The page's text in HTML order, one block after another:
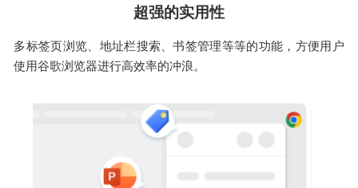
超强的实用性
多标签页浏览、地址栏搜索、书签管理等等的功能，方便用户
使用谷歌浏览器进行高效率的冲浪。